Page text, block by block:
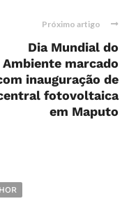
Próximo artigo
Dia Mundial do
Ambiente marcado
inauguração de
fotovoltaica
em Maputo